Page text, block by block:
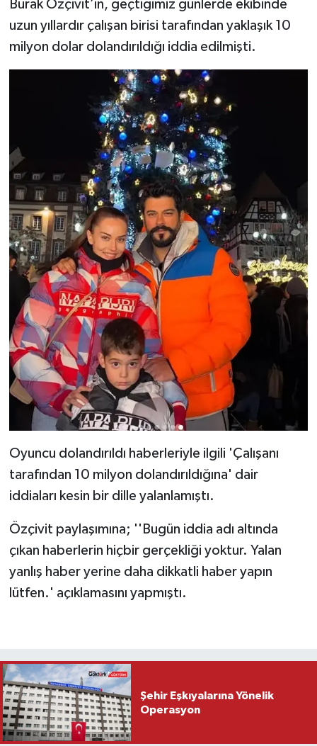
Burak Özçivit’in, geçtiğimiz günlerde ekibinde
uzun yıllardır çalışan birisi tarafından yaklaşık 10
milyon dolar dolandırıldığı iddia edilmişti.
Oyuncu dolandırıldı haberleriyle ilgili 'Çalışanı
tarafından 10 milyon dolandırıldığına' dair
iddiaları kesin bir dille yalanlamıştı.
Özçivit paylaşımına; ''Bugün iddia adı altında
çıkan haberlerin hiçbir gerçekliği yoktur. Yalan
yanlış haber yerine daha dikkatli haber yapın
lütfen.' açıklamasını yapmıştı.
Şehir Eşkıyalarına Yönelik
Operasyon